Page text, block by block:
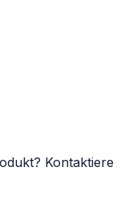
Kontaktiere